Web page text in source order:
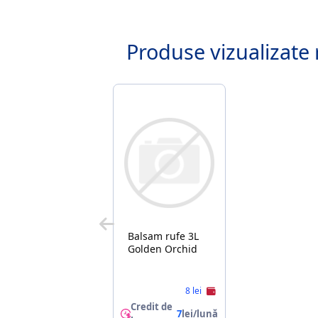
Produse vizualizate
Balsam rufe 3L
Golden Orchid
8 lei
Credit de
7lei/lună